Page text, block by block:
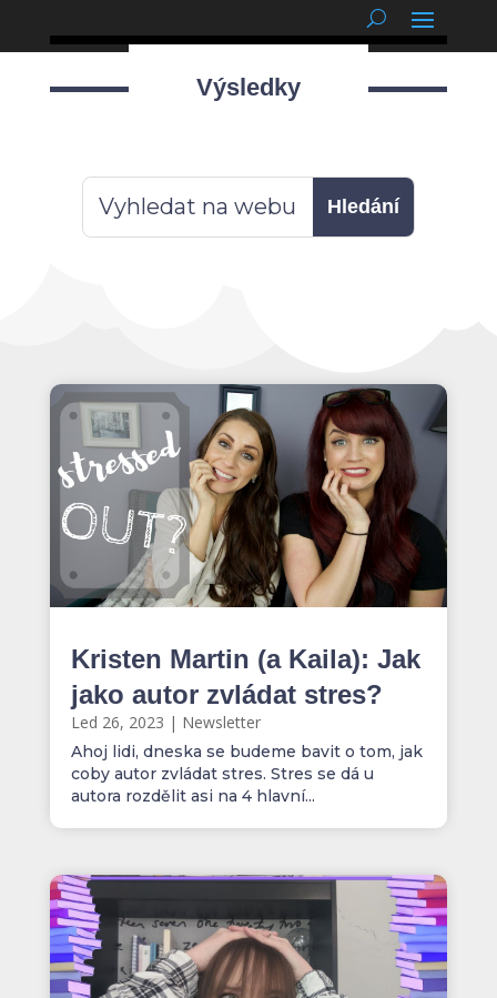
Výsledky
Kristen Martin (a Kaila): Jak
jako autor zvládat stres?
Led 26, 2023 | Newsletter
Ahoj lidi, dneska se budeme bavit o tom, jak
coby autor zvládat stres. Stres se dá u
autora rozdělit asi na 4 hlavní...